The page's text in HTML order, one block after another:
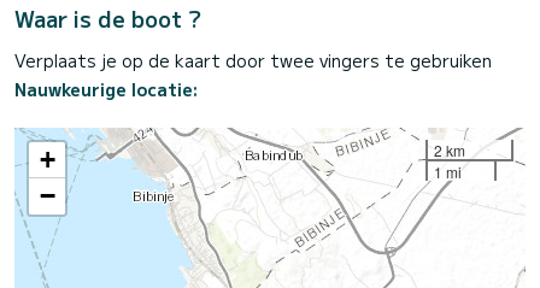
Waar is de boot ?
Verplaats je op de kaart door twee vingers te gebruiken
Nauwkeurige locatie:
+
−
2 km
1 mi